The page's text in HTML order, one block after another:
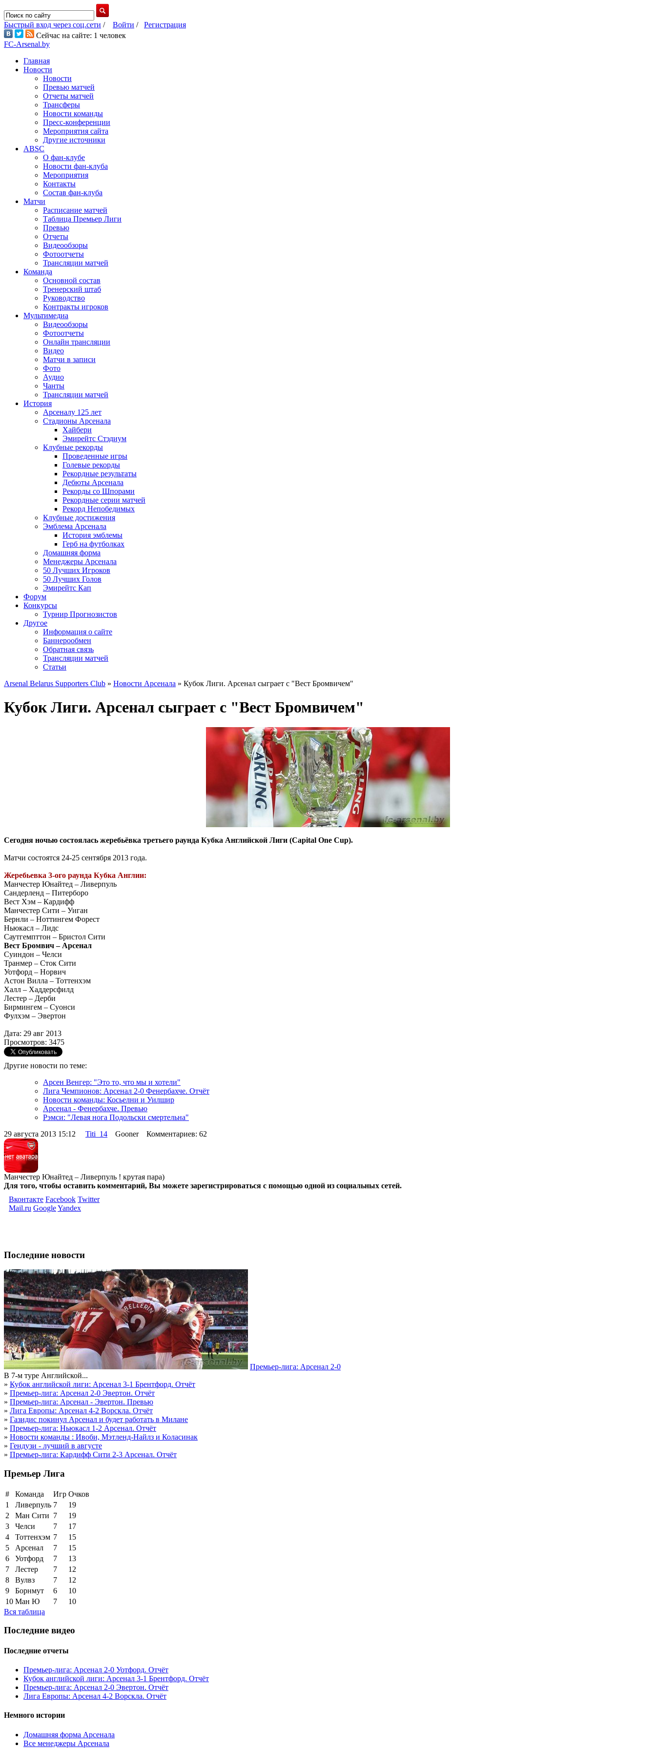
Быстрый вход через соц.сети / Войти / Регистрация
Сейчас на сайте: 1 человек
FC-Arsenal.by
Главная
Новости
Новости
Превью матчей
Отчеты матчей
Трансферы
Новости команды
Пресс-конференции
Мероприятия сайта
Другие источники
ABSC
О фан-клубе
Новости фан-клуба
Мероприятия
Контакты
Состав фан-клуба
Матчи
Расписание матчей
Таблица Премьер Лиги
Превью
Отчеты
Видеообзоры
Фотоотчеты
Трансляции матчей
Команда
Основной состав
Тренерский штаб
Руководство
Контракты игроков
Мультимедиа
Видеообзоры
Фотоотчеты
Онлайн трансляции
Видео
Матчи в записи
Фото
Аудио
Чанты
Трансляции матчей
История
Арсеналу 125 лет
Стадионы Арсенала
Хайбери
Эмирейтс Стэдиум
Клубные рекорды
Проведенные игры
Голевые рекорды
Рекордные результаты
Дебюты Арсенала
Рекорды со Шпорами
Рекордные серии матчей
Рекорд Непобедимых
Клубные достижения
Эмблема Арсенала
История эмблемы
Герб на футболках
Домашняя форма
Менеджеры Арсенала
50 Лучших Игроков
50 Лучших Голов
Эмирейтс Кап
Форум
Конкурсы
Турнир Прогнозистов
Другое
Информация о сайте
Баннерообмен
Обратная связь
Трансляции матчей
Статьи
Arsenal Belarus Supporters Club » Новости Арсенала » Кубок Лиги. Арсенал сыграет с "Вест Бромвичем"
Кубок Лиги. Арсенал сыграет с "Вест Бромвичем"
Сегодня ночью состоялась жеребьёвка третьего раунда Кубка Английской Лиги (Сapital Оne Сup).
Матчи состоятся 24-25 сентября 2013 года.
Жеребьевка 3-ого раунда Кубка Англии:
Манчестер Юнайтед – Ливерпуль
Сандерленд – Питерборо
Вест Хэм – Кардифф
Манчестер Сити – Уиган
Бернли – Ноттингем Форест
Ньюкасл – Лидс
Саутгемпттон – Бристол Сити
Вест Бромвич – Арсенал
Суиндон – Челси
Транмер – Сток Сити
Уотфорд – Норвич
Астон Вилла – Тоттенхэм
Халл – Хаддерсфилд
Лестер – Дерби
Бирмингем – Суонси
Фулхэм – Эвертон
Дата: 29 авг 2013
Просмотров: 3475
Другие новости по теме:
Арсен Венгер: "Это то, что мы и хотели"
Лига Чемпионов: Арсенал 2-0 Фенербахче. Отчёт
Новости команды: Косьелни и Уилшир
Арсенал - Фенербахче. Превью
Рэмси: "Левая нога Подольски смертельна"
29 августа 2013 15:12 Titi_14 Gooner Комментариев: 62
Манчестер Юнайтед – Ливерпуль ! крутая пара)
Для того, чтобы оставить комментарий, Вы можете зарегистрироваться с помощью одной из социальных сетей.
Вконтакте Facebook Twitter
Mail.ru GoogleYandex
Последние новости
Премьер-лига: Арсенал 2-0
В 7-м туре Английской...
» Кубок английской лиги: Арсенал 3-1 Брентфорд. Отчёт
» Премьер-лига: Арсенал 2-0 Эвертон. Отчёт
» Премьер-лига: Арсенал - Эвертон. Превью
» Лига Европы: Арсенал 4-2 Ворскла. Отчёт
» Газидис покинул Арсенал и будет работать в Милане
» Премьер-лига: Ньюкасл 1-2 Арсенал. Отчёт
» Новости команды : Ивоби, Мэтленд-Найлз и Коласинак
» Гендузи - лучший в августе
» Премьер-лига: Кардифф Сити 2-3 Арсенал. Отчёт
Премьер Лига
# Команда Игр Очков
1
Ливерпуль 7
19
2
Ман Сити 7
19
3
Челси 7
17
4
Тоттенхэм 7
15
5
Арсенал 7
15
6
Уотфорд 7
13
7
Лестер 7
12
8
Вулвз 7
12
9
Борнмут 6
10
10 Ман Ю 7
10
Вся таблица
Последние видео
Последние отчеты
Премьер-лига: Арсенал 2-0 Уотфорд. Отчёт
Кубок английской лиги: Арсенал 3-1 Брентфорд. Отчёт
Премьер-лига: Арсенал 2-0 Эвертон. Отчёт
Лига Европы: Арсенал 4-2 Ворскла. Отчёт
Немного истории
Домашняя форма Арсенала
Все менеджеры Арсенала